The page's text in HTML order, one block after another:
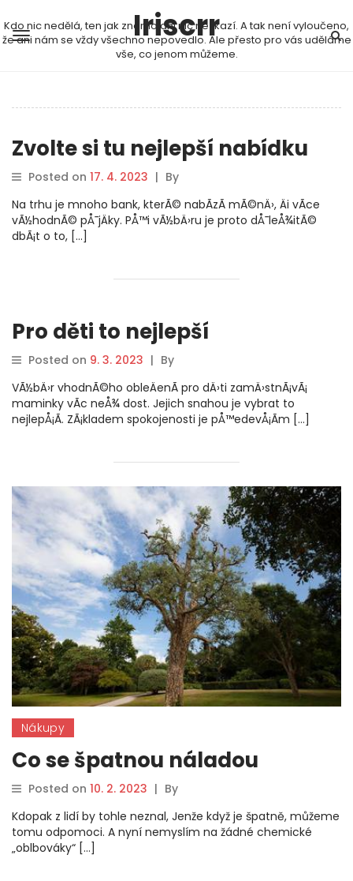
Iriscrr
Kdo nic nedělá, ten jak známo ani nic nezkazí. A tak není vyloučeno,
že ani nám se vždy všechno nepovedlo. Ale přesto pro vás uděláme
vše, co jenom můžeme.
Zvolte si tu nejlepší nabídku
Posted on 17. 4. 2023 | By
Na trhu je mnoho bank, kterÃ© nabÃ­zÃ­ mÃ©nÄ›, Äi vÃ­ce
vÃ½hodnÃ© pÅ¯jÄky. PÅ™i vÃ½bÄ›ru je proto dÅ¯leÅ¾itÃ©
dbÃ¡t o to, […]
Pro děti to nejlepší
Posted on 9. 3. 2023 | By
VÃ½bÄ›r vhodnÃ©ho obleÄenÃ­ pro dÄ›ti zamÄ›stnÃ¡vÃ¡
maminky vÃ­c neÅ¾ dost. Jejich snahou je vybrat to
nejlepÅ¡Ã­. ZÃ¡kladem spokojenosti je pÅ™edevÅ¡Ã­m […]
Nákupy
Co se špatnou náladou
Posted on 10. 2. 2023 | By
Kdopak z lidí by tohle neznal, Jenže když je špatně, můžeme
tomu odpomoci. A nyní nemyslím na žádné chemické
„oblbováky“ […]